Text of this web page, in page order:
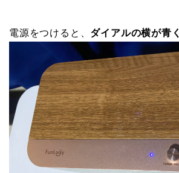
電源をつけると、 ダイアルの横が青く